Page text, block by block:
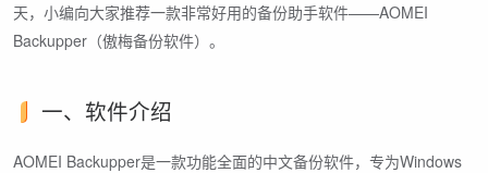
天，小编向大家推荐一款非常好用的备份助手软件——AOMEI
Backupper（傲梅备份软件）。
一、软件介绍
AOMEI Backupper是一款功能全面的中文备份软件，专为Windows